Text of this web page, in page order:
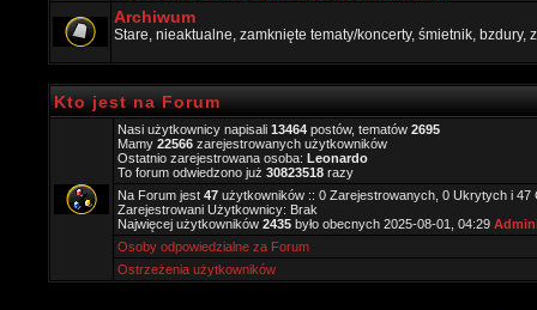
Archiwum
Stare, nieaktualne, zamknięte tematy/koncerty, śmietnik, bzdury,
Kto jest na Forum
Nasi użytkownicy napisali 13464 postów, tematów 2695
Mamy 22566 zarejestrowanych użytkowników
Ostatnio zarejestrowana osoba: Leonardo
To forum odwiedzono już 30823518 razy
Na Forum jest 47 użytkowników :: 0 Zarejestrowanych, 0 Ukrytych i 47
Zarejestrowani Użytkownicy: Brak
Najwięcej użytkowników 2435 było obecnych 2025-08-01, 04:29
Osoby odpowiedzialne za Forum
Ostrzeżenia użytkowników